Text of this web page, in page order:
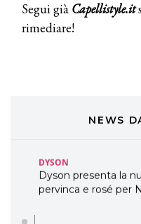
Segui già Capellistyle.it
rimediare!
NEWS
DAVINES
Davines presenta
WELLNESS
DYSON
Dyson presenta la
pervinca e rosé per